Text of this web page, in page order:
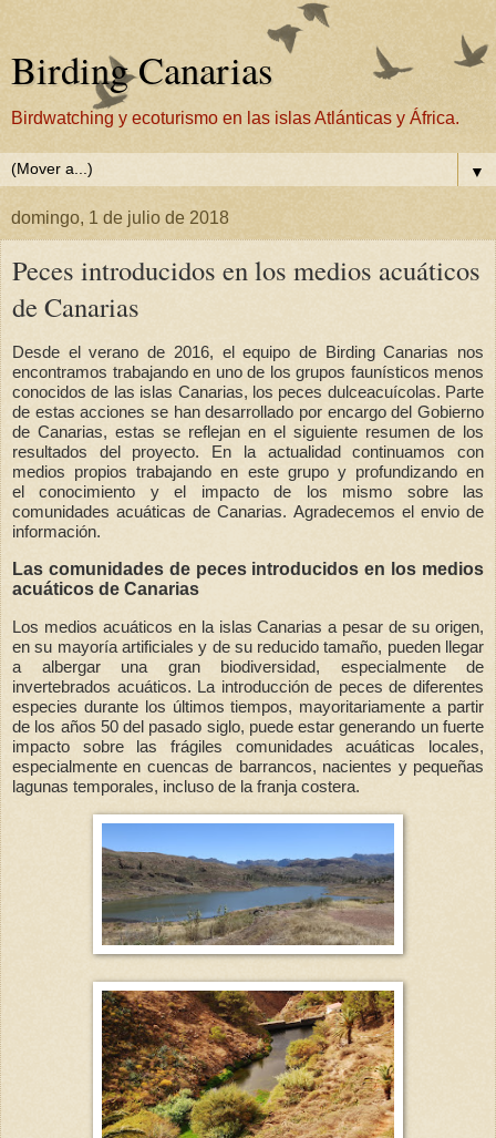
Birding Canarias
Birdwatching y ecoturismo en las islas Atlánticas y África.
▼
domingo, 1 de julio de 2018
Peces introducidos en los medios acuáticos
de Canarias
Desde el verano de 2016, el equipo de Birding Canarias nos
encontramos trabajando en uno de los grupos faunísticos menos
conocidos de las islas Canarias, los peces dulceacuícolas. Parte
de estas acciones se han desarrollado por encargo del Gobierno
de Canarias, estas se reflejan en el siguiente resumen de los
resultados del proyecto. En la actualidad continuamos con
medios propios trabajando en este grupo y profundizando en
elconocimiento y el impacto de los mismo sobre las
comunidades acuáticas de Canarias. Agradecemos el envio de
información.
Las comunidades de peces introducidos en los medios
acuáticos de Canarias
Los medios acuáticos en la islas Canarias a pesar de su origen,
en su mayoría artificiales y de su reducido tamaño, pueden llegar
a albergar una gran biodiversidad, especialmente de
invertebrados acuáticos. La introducción de peces de diferentes
especies durante los últimos tiempos, mayoritariamente a partir
de los años 50 del pasado siglo, puede estar generando un fuerte
impacto sobre las frágiles comunidades acuáticas locales,
especialmente en cuencas de barrancos, nacientes y pequeñas
lagunas temporales, incluso de la franja costera.